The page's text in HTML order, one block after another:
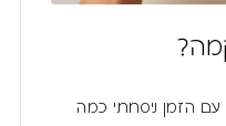
הזמן ניסחתי כמה